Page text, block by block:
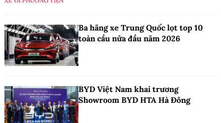
Ba hãng xe Trung Quốc lọt top 10
toàn cầu nửa đầu năm 2026
BYD Việt Nam khai trương
Showroom BYD HTA Hà Đông